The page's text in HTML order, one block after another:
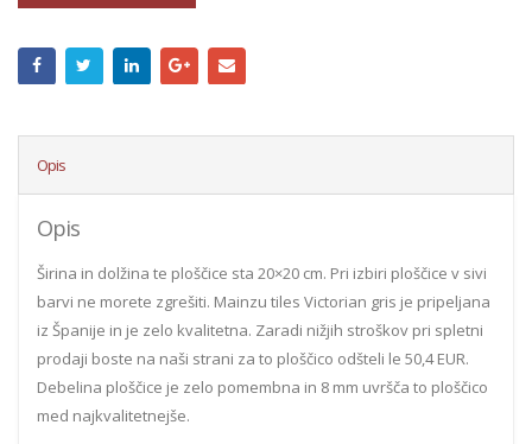
Opis
Opis
Širina in dolžina te ploščice sta 20×20 cm. Pri izbiri ploščice v sivi
barvi ne morete zgrešiti. Mainzu tiles Victorian gris je pripeljana
iz Španije in je zelo kvalitetna. Zaradi nižjih stroškov pri spletni
prodaji boste na naši strani za to ploščico odšteli le 50,4 EUR.
Debelina ploščice je zelo pomembna in 8 mm uvršča to ploščico
med najkvalitetnejše.